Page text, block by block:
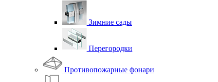
Зимние сады
Перегородки
Противопожарные фонари